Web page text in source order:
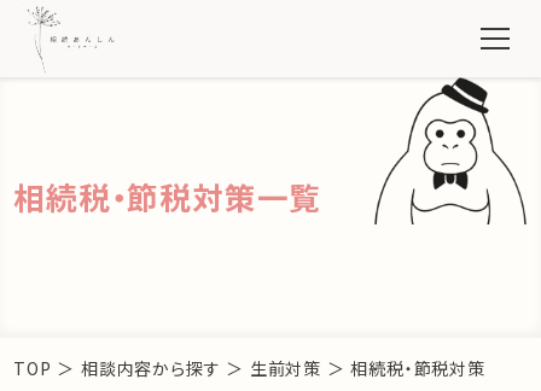
相続税・節税対策一覧
TOP ＞ 相談内容から探す ＞ 生前対策 ＞ 相続税・節税対策